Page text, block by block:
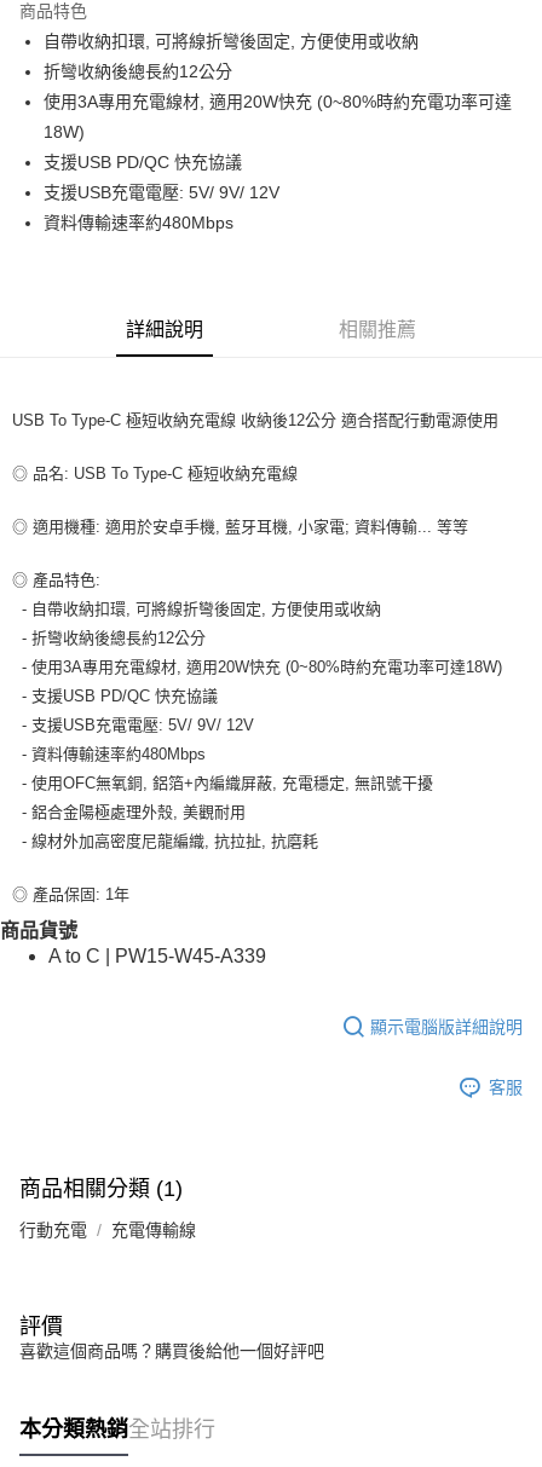
Apple Pay
街口支付
悠遊付
ATM付款
運送方式
7-11取貨付款
每筆NT$80，滿NT$599(含以上)免運費
宅配
每筆NT$100，滿NT$599(含以上)免運費
商品特色
自帶收納扣環, 可將線折彎後固定, 方便使用或收納
折彎收納後總長約12公分
使用3A專用充電線材, 適用20W快充 (0~80%時約充電功率可達
18W)
支援USB PD/QC 快充協議
支援USB充電電壓: 5V/ 9V/ 12V
資料傳輸速率約480Mbps
詳細說明 相關推薦
USB To Type-C 極短收納充電線 收納後12公分 適合搭配行動電源使用
◎ 品名: USB To Type-C 極短收納充電線
◎ 適用機種: 適用於安卓手機, 藍牙耳機, 小家電; 資料傳輸... 等等
◎ 產品特色:
- 自帶收納扣環, 可將線折彎後固定, 方便使用或收納
- 折彎收納後總長約12公分
- 使用3A專用充電線材, 適用20W快充 (0~80%時約充電功率可達18W)
- 支援USB PD/QC 快充協議
- 支援USB充電電壓: 5V/ 9V/ 12V
- 資料傳輸速率約480Mbps
- 使用OFC無氧銅, 鋁箔+內編織屏蔽, 充電穩定, 無訊號干擾
- 鋁合金陽極處理外殼, 美觀耐用
- 線材外加高密度尼龍編織, 抗拉扯, 抗磨耗
◎ 產品保固: 1年
商品貨號
A to C | PW15-W45-A339
顯示電腦版詳細說明
客服
商品相關分類 (1)
行動充電 充電傳輸線
評價
喜歡這個商品嗎？購買後給他一個好評吧
本分類熱銷全站排行